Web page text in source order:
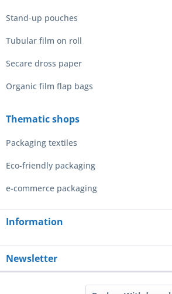
Stand-up pouches
Tubular film on roll
Secare dross paper
Organic film flap bags
Thematic shops
Packaging textiles
Eco-friendly packaging
e-commerce packaging
Information
Newsletter